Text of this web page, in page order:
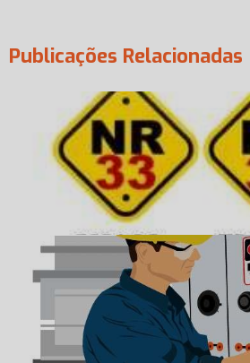
Publicações Relacionadas